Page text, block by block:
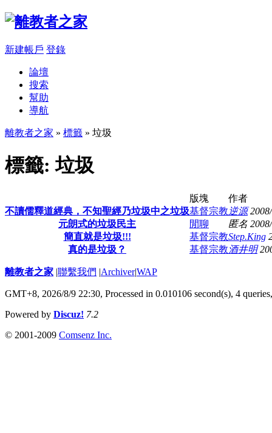
新建帳戶 登錄
論壇
搜索
幫助
導航
離教者之家 » 標籤 » 垃圾
標籤: 垃圾
版塊
作者
不讀儒釋道經典，不知聖經乃垃圾中之垃圾基督宗教逆源
元朗式的垃圾民主
閒聊 匿名
簡直就是垃圾!!!
基督宗教Step.King
真的是垃圾？
基督宗教酒井明
離教者之家 |聯繫我們 |Archiver|WAP
GMT+8, 2026/8/9 22:30, Processed in 0.010106 second(s), 4
Powered by Discuz! 7.2
© 2001-2009 Comsenz Inc.